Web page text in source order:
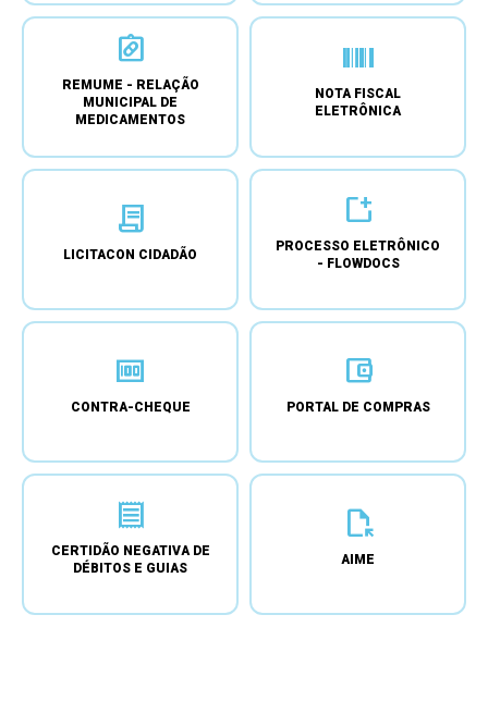
admin_meds
REMUME - RELAÇÃO
MUNICIPAL DE
MEDICAMENTOS
barcode
NOTA FISCAL
ELETRÔNICA
contract
LICITACON CIDADÃO
new_window
PROCESSO ELETRÔNICO
- FLOWDOCS
money
CONTRA-CHEQUE
account_balance_wallet
PORTAL DE COMPRAS
receipt
CERTIDÃO NEGATIVA DE
DÉBITOS E GUIAS
file_open
AIME